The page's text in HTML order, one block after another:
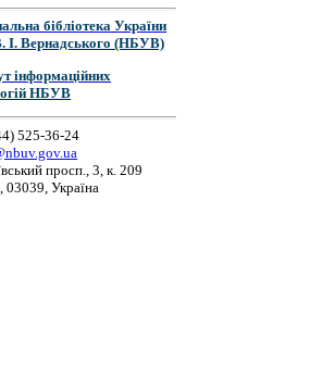
бібліотека України
І. Вернадського (НБУВ)
інформаційних
НБУВ
525-36-24
просп., 3, к. 209
03039, Україна